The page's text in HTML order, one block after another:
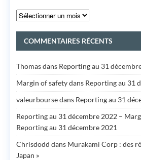
COMMENTAIRES RÉCENTS
Thomasdans Reporting au 31
Margin of safetydans Reporting au 31
valeurboursedans Reporting au 31
Reporting au 31 décembre 2022 –
Reporting au 31 décembre 2021
Chrisdodd dans Murakami Corp : des
Japan »